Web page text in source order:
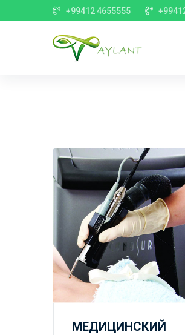
+99412 4655555
МЕДИЦИНСКИЙ